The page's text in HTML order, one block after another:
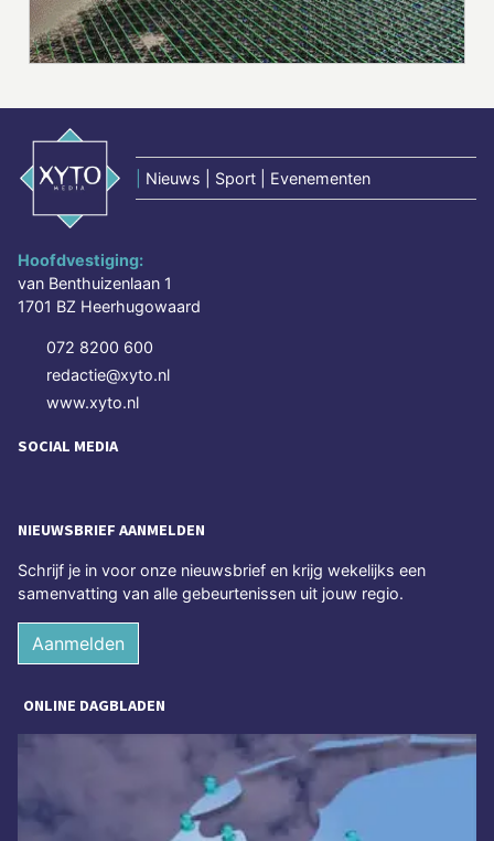
Nieuws | Sport | Evenementen
Hoofdvestiging:
van Benthuizenlaan 1
1701 BZ Heerhugowaard
072 8200 600
redactie@xyto.nl
www.xyto.nl
SOCIAL MEDIA
NIEUWSBRIEF AANMELDEN
Schrijf je in voor onze nieuwsbrief en krijg wekelijks een
samenvatting van alle gebeurtenissen uit jouw regio.
Aanmelden
ONLINE DAGBLADEN